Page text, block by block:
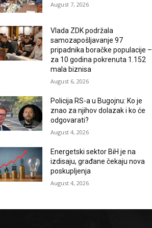
August 7, 2026
Vlada ZDK podržala
samozapošljavanje 97
pripadnika boračke populacije –
za 10 godina pokrenuta 1.152
mala biznisa
August 6, 2026
Policija RS-a u Bugojnu: Ko je
znao za njihov dolazak i ko će
odgovarati?
August 4, 2026
Energetski sektor BiH je na
izdisaju, građane čekaju nova
poskupljenja
August 4, 2026